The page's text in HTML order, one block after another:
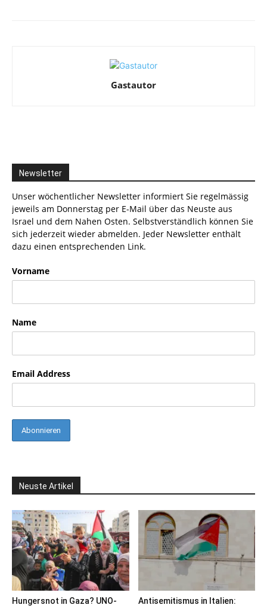
Gastautor
Newsletter
Unser wöchentlicher Newsletter informiert Sie regelmässig
jeweils am Donnerstag per E-Mail über das Neuste aus
Israel und dem Nahen Osten. Selbstverständlich können Sie
sich jederzeit wieder abmelden. Jeder Newsletter enthält
dazu einen entsprechenden Link.
Vorname
Name
Email Address
Neuste Artikel
Hungersnot in Gaza? UNO-
Antisemitismus in Italien: